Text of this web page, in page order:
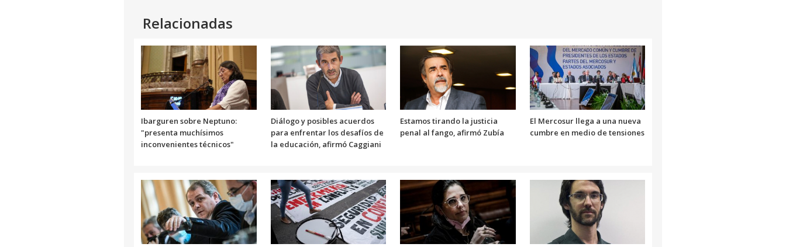
el
volumen.
Relacionadas
Ibarguren sobre Neptuno:
"presenta muchísimos
inconvenientes técnicos"
Diálogo y posibles acuerdos
para enfrentar los desafíos de
la educación, afirmó Caggiani
Estamos tirando la justicia
penal al fango, afirmó Zubía
El Mercosur llega a una nueva
cumbre en medio de tensiones